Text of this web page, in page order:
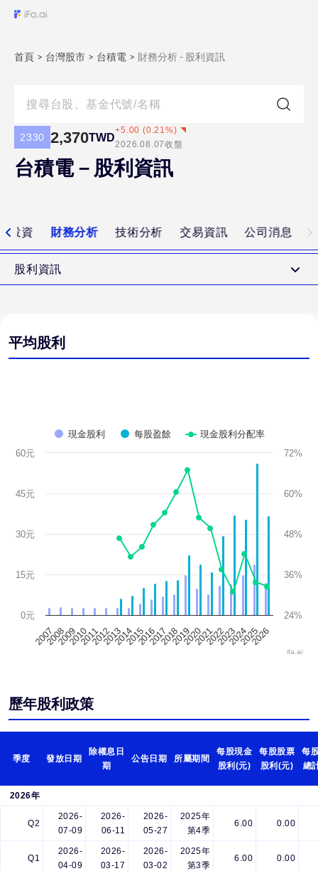
首頁 > 台灣股市 > 台積電 > 財務分析 - 股利資訊
2330 2,370TWD
+5.00 (0.21%)
2026.08.07收盤
台積電－股利資訊
投資 財務分析 技術分析 交易資訊 公司消息
股利資訊
平均股利
現金股利 每股盈餘 現金股利分配率
20072008200920102011201220132014201520162017201820192020202120222023202420252026
0元
15元
30元
45元
60元
24%
36%
48%
60%
72%
ifa.ai
歷年股利政策
季度 發放日期
除權息日
期
公告日期 所屬期間
每股現金
股利(元)
每股股票
股利(元)
每
總
2026年
Q2
2026-
07-09
2026-
06-11
2026-
05-27
2025年
第4季
6.00 0.00
Q1
2026-
04-09
2026-
03-17
2026-
03-02
2025年
第3季
6.00 0.00